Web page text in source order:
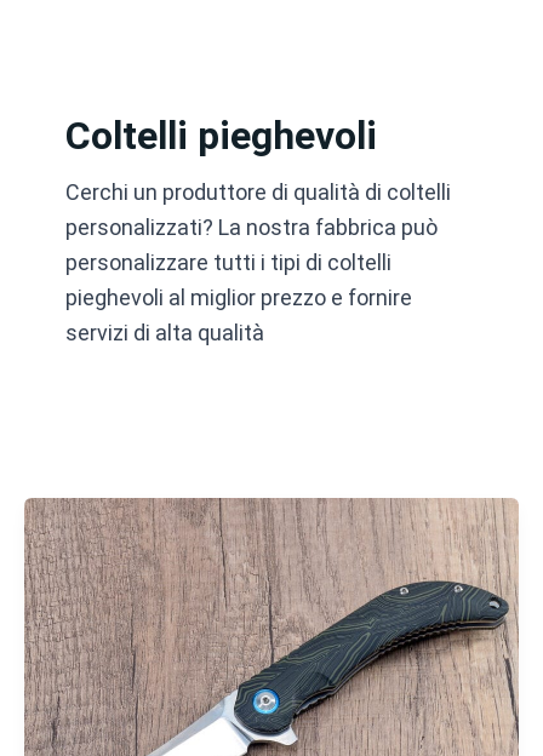
Coltelli pieghevoli
Cerchi un produttore di qualità di coltelli
personalizzati? La nostra fabbrica può
personalizzare tutti i tipi di coltelli
pieghevoli al miglior prezzo e fornire
servizi di alta qualità